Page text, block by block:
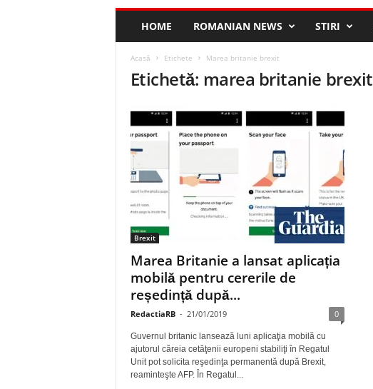
HOME ROMANIAN NEWS STIRI
Acasă Etichete Marea britanie brexit
Etichetă: marea britanie brexit
Brexit
Marea Britanie a lansat aplicația
mobilă pentru cererile de
reședință după...
RedactiaRB - 21/01/2019 0
Guvernul britanic lansează luni aplicaţia mobilă cu
ajutorul căreia cetăţenii europeni stabiliţi în Regatul
Unit pot solicita reşedinţa permanentă după Brexit,
reaminteşte AFP. În Regatul...